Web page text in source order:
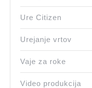
Ure Citizen
Urejanje vrtov
Vaje za roke
Video produkcija